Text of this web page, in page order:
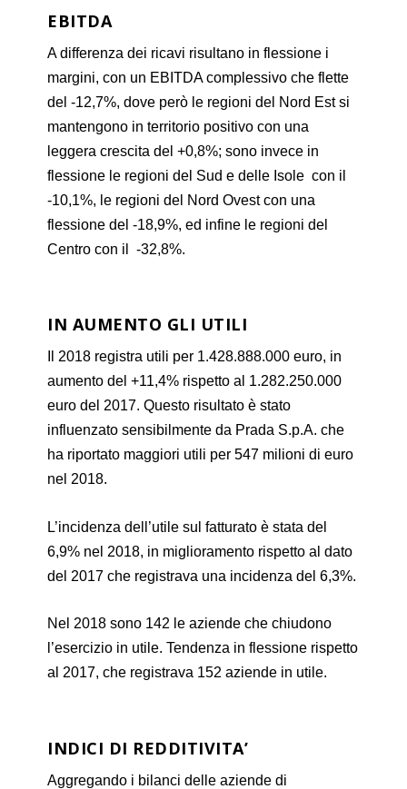
EBITDA
A differenza dei ricavi risultano in flessione i
margini, con un EBITDA complessivo che flette
del -12,7%, dove però le regioni del Nord Est si
mantengono in territorio positivo con una
leggera crescita del +0,8%; sono invece in
flessione le regioni del Sud e delle Isole con il
-10,1%, le regioni del Nord Ovest con una
flessione del -18,9%, ed infine le regioni del
Centro con il -32,8%.
IN AUMENTO GLI UTILI
Il 2018 registra utili per 1.428.888.000 euro, in
aumento del +11,4% rispetto al 1.282.250.000
euro del 2017. Questo risultato è stato
influenzato sensibilmente da Prada S.p.A. che
ha riportato maggiori utili per 547 milioni di euro
nel 2018.
L’incidenza dell’utile sul fatturato è stata del
6,9% nel 2018, in miglioramento rispetto al dato
del 2017 che registrava una incidenza del 6,3%.
Nel 2018 sono 142 le aziende che chiudono
l’esercizio in utile. Tendenza in flessione rispetto
al 2017, che registrava 152 aziende in utile.
INDICI DI REDDITIVITA’
Aggregando i bilanci delle aziende di